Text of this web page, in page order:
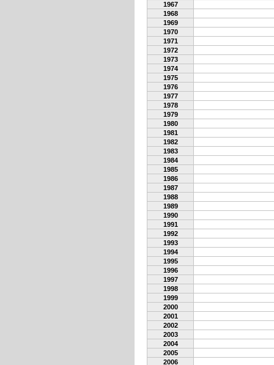
1967
1968
1969
1970
1971
1972
1973
1974
1975
1976
1977
1978
1979
1980
1981
1982
1983
1984
1985
1986
1987
1988
1989
1990
1991
1992
1993
1994
1995
1996
1997
1998
1999
2000
2001
2002
2003
2004
2005
2006